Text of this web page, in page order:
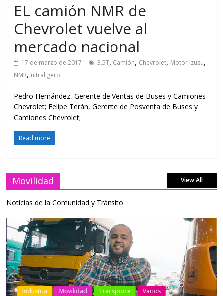
EL camión NMR de
Chevrolet vuelve al
mercado nacional
17 de marzo de 2017 3.5T, Camión, Chevrolet, Motor Izusu,
NMR, ultraligero
Pedro Hernández, Gerente de Ventas de Buses y Camiones
Chevrolet; Felipe Terán, Gerente de Posventa de Buses y
Camiones Chevrolet;
Read more
Movilidad View All
Noticias de la Comunidad y Tránsito
Industria Movilidad Transporte Varios